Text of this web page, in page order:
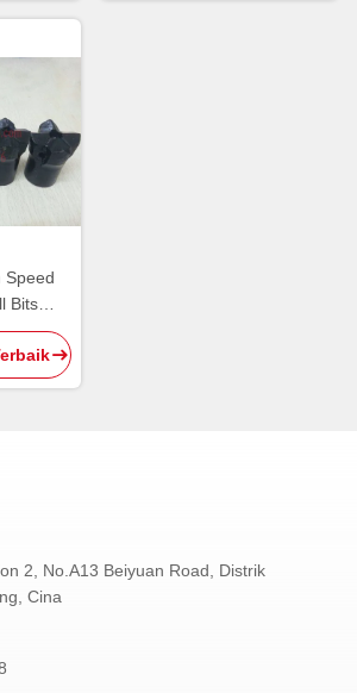
Bits
Cutting
2, No.A13 Beiyuan Road, Distrik
Cina